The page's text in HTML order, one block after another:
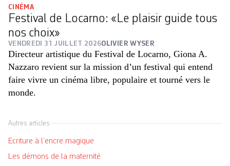
CINÉMA
Festival de Locarno: «Le plaisir guide tous
nos choix»
VENDREDI 31 JUILLET 2026OLIVIER WYSER
Directeur artistique du Festival de Locarno, Giona A.
Nazzaro revient sur la mission d’un festival qui entend
faire vivre un cinéma libre, populaire et tourné vers le
monde.
Autres articles
Ecriture à l’encre magique
Les démons de la maternité